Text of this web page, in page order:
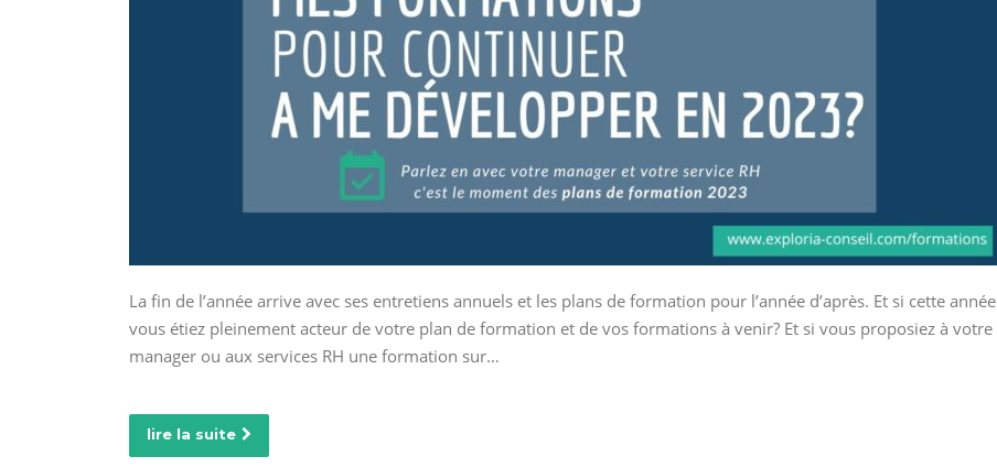
La fin de l’année arrive avec ses entretiens annuels et les plans de formation pour l’année d’après. Et si cette année
vous étiez pleinement acteur de votre plan de formation et de vos formations à venir? Et si vous proposiez à votre
manager ou aux services RH une formation sur…
lire la suite